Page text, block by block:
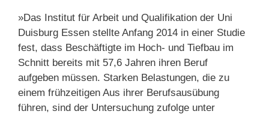
»Das Institut für Arbeit und Qualifikation der Uni
Duisburg Essen stellte Anfang 2014 in einer Studie
fest, dass Beschäftigte im Hoch- und Tiefbau im
Schnitt bereits mit 57,6 Jahren ihren Beruf
aufgeben müssen. Starken Belastungen, die zu
einem frühzeitigen Aus ihrer Berufsausübung
führen, sind der Untersuchung zufolge unter